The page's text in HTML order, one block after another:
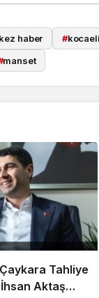
haber #
manset
Tahliye
Aktaş